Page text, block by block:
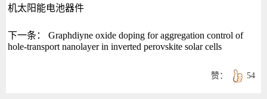
机太阳能电池器件
下一条：
Graphdiyne oxide doping for aggregation control of
hole-transport nanolayer in inverted perovskite solar cells
54
赞：